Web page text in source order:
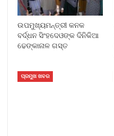
ଉପମୁଖ୍ୟମନ୍ତ୍ରୀ କନକ
ବର୍ଦ୍ଧନ ସିଂହଦେଓଙ୍କ ଦିନିକିଆ
ଢେଙ୍କାନାଳ ଗସ୍ତ
ପ୍ରମୁଖ ଖବର